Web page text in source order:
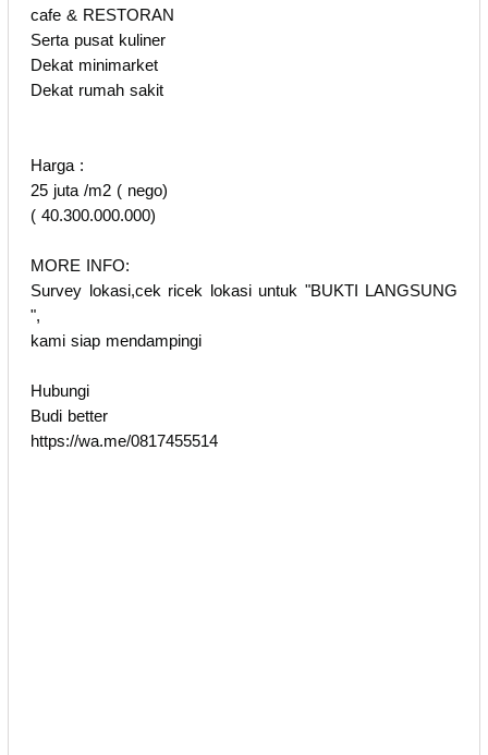
cafe & RESTORAN
Serta pusat kuliner
Dekat minimarket
Dekat rumah sakit
Harga :
25 juta /m2 ( nego)
( 40.300.000.000)
MORE INFO:
Survey lokasi,cek ricek lokasi untuk "BUKTI LANGSUNG
",
kami siap mendampingi
Hubungi
Budi better
https://wa.me/0817455514